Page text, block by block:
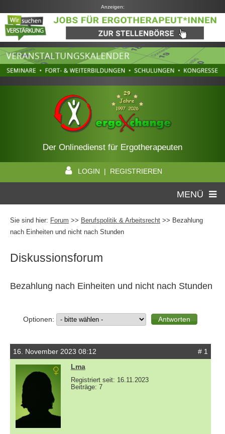
Anzeigen:
Der Onlinedienst für Ergotherapeuten
LOGIN | REGISTRIEREN
MENÜ
Sie sind hier: Forum >> Berufspolitik & Arbeitsrecht >> Bezahlung
nach Einheiten und nicht nach Stunden
Diskussionsforum
Bezahlung nach Einheiten und nicht nach Stunden
Optionen:
16. November 2023 08:12
# 1
Lma
Registriert seit: 16.11.2023
Beiträge: 7